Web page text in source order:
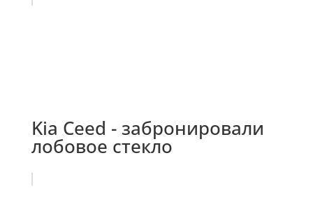
Kia Ceed - забронировали
лобовое стекло